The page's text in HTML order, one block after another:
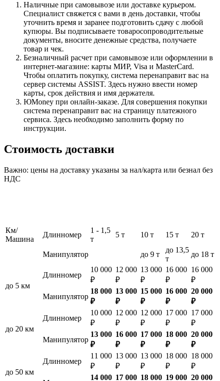
Наличные при самовывозе или доставке курьером.
Специалист свяжется с вами в день доставки, чтобы
уточнить время и заранее подготовить сдачу с любой
купюры. Вы подписываете товаросопроводительные
документы, вносите денежные средства, получаете
товар и чек.
Безналичный расчет при самовывозе или оформлении в
интернет-магазине: карты МИР, Visa и MasterCard.
Чтобы оплатить покупку, система перенаправит вас на
сервер системы ASSIST. Здесь нужно ввести номер
карты, срок действия и имя держателя.
ЮMoney при онлайн-заказе. Для совершения покупки
система перенаправит вас на страницу платежного
сервиса. Здесь необходимо заполнить форму по
инструкции.
Стоимость доставки
Важно: цены на доставку указаны за нал/карта или безнал без
НДС
Км/
Машина
Длинномер
1 - 1,5
т
5 т 10 т 15 т 20 т
Манипулятор до 9 т
до 13,5
т
до 18 т
до 5 км
Длинномер
10 000
₽
12 000
₽
13 000
₽
16 000
₽
16 000
₽
Манипулятор
18 000
₽
13 000
₽
15 000
₽
16 000
₽
20 000
₽
до 20 км
Длинномер
10 000
₽
12 000
₽
12 000
₽
17 000
₽
17 000
₽
Манипулятор
13 000
₽
16 000
₽
17 000
₽
18 000
₽
20 000
₽
до 50 км
Длинномер
11 000
₽
13 000
₽
13 000
₽
18 000
₽
18 000
₽
14 000 17 000 18 000 19 000 20 000